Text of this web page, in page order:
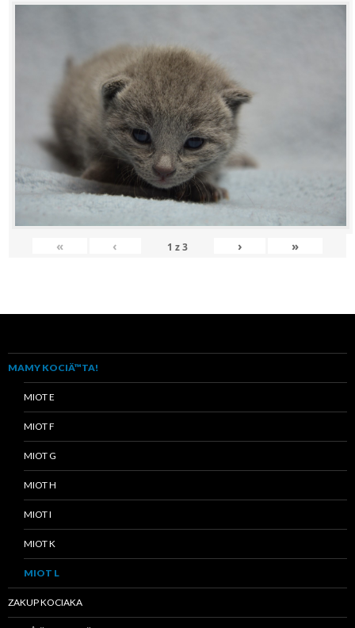
« ‹ 1 z3 › »
MAMY KOCIÄ™TA!
MIOT E
MIOT F
MIOT G
MIOT H
MIOT I
MIOT K
MIOT L
ZAKUP KOCIAKA